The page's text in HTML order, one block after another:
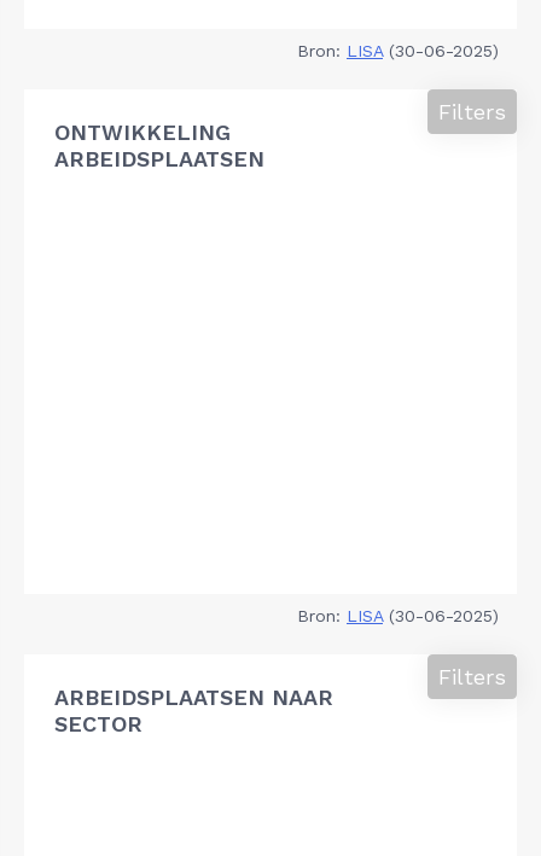
Bron: LISA(30-06-2025)
ONTWIKKELING
ARBEIDSPLAATSEN
Filters
Bron: LISA(30-06-2025)
ARBEIDSPLAATSEN NAAR
SECTOR
Filters